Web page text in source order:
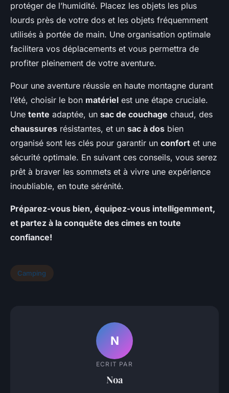
protéger de l’humidité. Placez les objets les plus
lourds près de votre dos et les objets fréquemment
utilisés à portée de main. Une organisation optimale
facilitera vos déplacements et vous permettra de
profiter pleinement de votre aventure.
Pour une aventure réussie en haute montagne durant
l’été, choisir le bon matériel est une étape cruciale.
Une tente adaptée, un sac de couchage chaud, des
chaussures résistantes, et un sac à dos bien
organisé sont les clés pour garantir un confort et une
sécurité optimale. En suivant ces conseils, vous serez
prêt à braver les sommets et à vivre une expérience
inoubliable, en toute sérénité.
Préparez-vous bien, équipez-vous intelligemment,
et partez à la conquête des cimes en toute
confiance!
Camping
N
ECRIT PAR
Noa